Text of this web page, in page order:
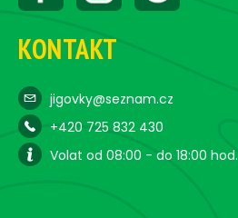
KONTAKT
jigovky@seznam.cz
+420 725 832 430
Volat od 08:00 - do 18:00 hod.